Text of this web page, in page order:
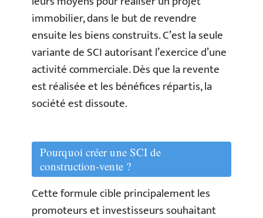
immobilier, dans le but de revendre
ensuite les biens construits. C’est la seule
variante de SCI autorisant l’exercice d’une
activité commerciale. Dès que la revente
est réalisée et les bénéfices répartis, la
société est dissoute.
Pourquoi créer une SCI de
construction-vente ?
Cette formule cible principalement les
promoteurs et investisseurs souhaitant